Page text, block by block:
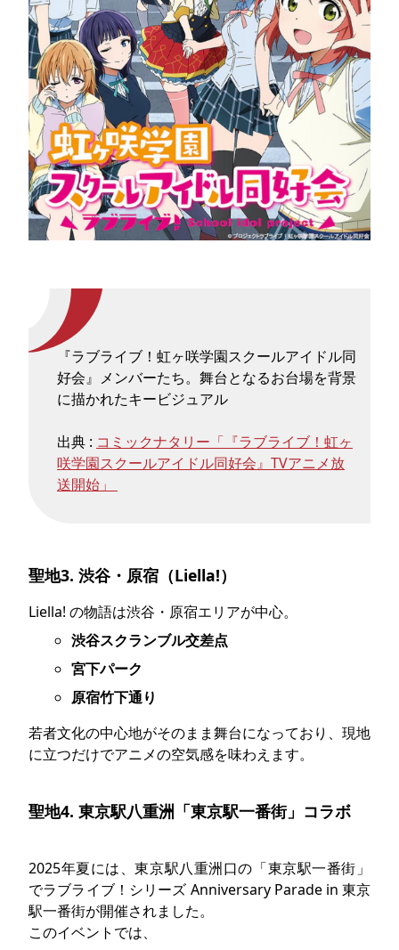
『ラブライブ！虹ヶ咲学園スクールアイドル同
好会』メンバーたち。舞台となるお台場を背景
に描かれたキービジュアル
出典 : コミックナタリー「『ラブライブ！虹ヶ
咲学園スクールアイドル同好会』TVアニメ放
送開始」
聖地3. 渋谷・原宿（Liella!）
Liella! の物語は渋谷・原宿エリアが中心。
渋谷スクランブル交差点
宮下パーク
原宿竹下通り
若者文化の中心地がそのまま舞台になっており、現地
に立つだけでアニメの空気感を味わえます。
聖地4. 東京駅八重洲「東京駅一番街」コラボ
2025年夏には、東京駅八重洲口の「東京駅一番街」
でラブライブ！シリーズ Anniversary Parade in 東京
駅一番街が開催されました。
このイベントでは、